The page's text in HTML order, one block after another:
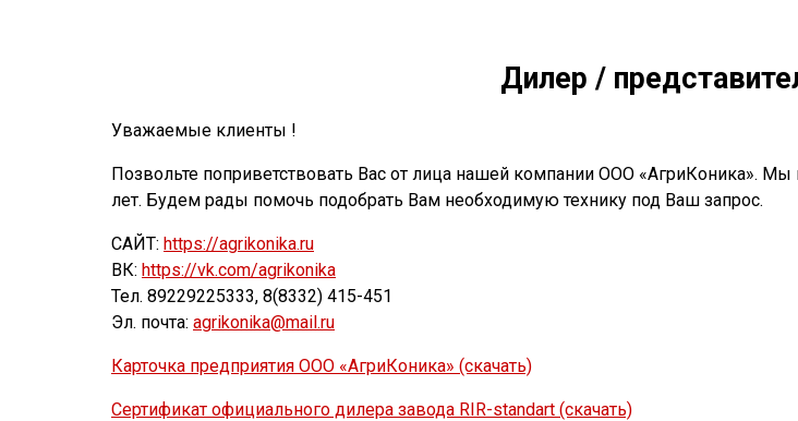
Дилер /
Уважаемые клиенты !
Позвольте поприветствовать Вас от лица нашей компании ООО «АгриКоника».
лет. Будем рады помочь подобрать Вам необходимую технику под Ваш запрос.
САЙТ: https://agrikonika.ru
ВК: https://vk.com/agrikonika
Тел. 89229225333, 8(8332) 415-451
Эл. почта: agrikonika@mail.ru
Карточка предприятия ООО «АгриКоника» (скачать)
Сертификат официального дилера завода RIR-standart (скачать)